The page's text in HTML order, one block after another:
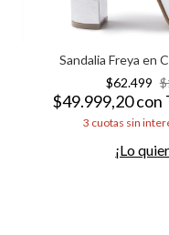
Sandalia Freya en
$62.499
$49.999,20con
3 cuotas sin